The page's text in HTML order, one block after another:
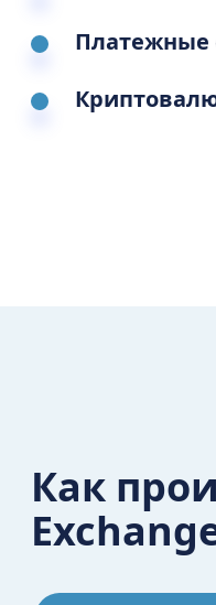
Платежные
Как